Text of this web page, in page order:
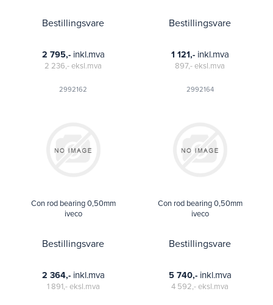
Bestillingsvare
2992162
2 795,- inkl.mva
2 236,-eksl.mva
Bestillingsvare
2992164
1 121,- inkl.mva
897,-eksl.mva
Con rod bearing 0,50mm
iveco
Bestillingsvare
2 364,- inkl.mva
1 891,-eksl.mva
Con rod bearing 0,50mm
iveco
Bestillingsvare
5 740,- inkl.mva
4 592,-eksl.mva